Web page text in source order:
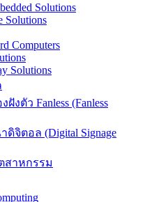
Solutions
Solutions
Computers
Solutions
งตัว Fanless (Fanless
จิตอล (Digital Signage
สาหกรรม